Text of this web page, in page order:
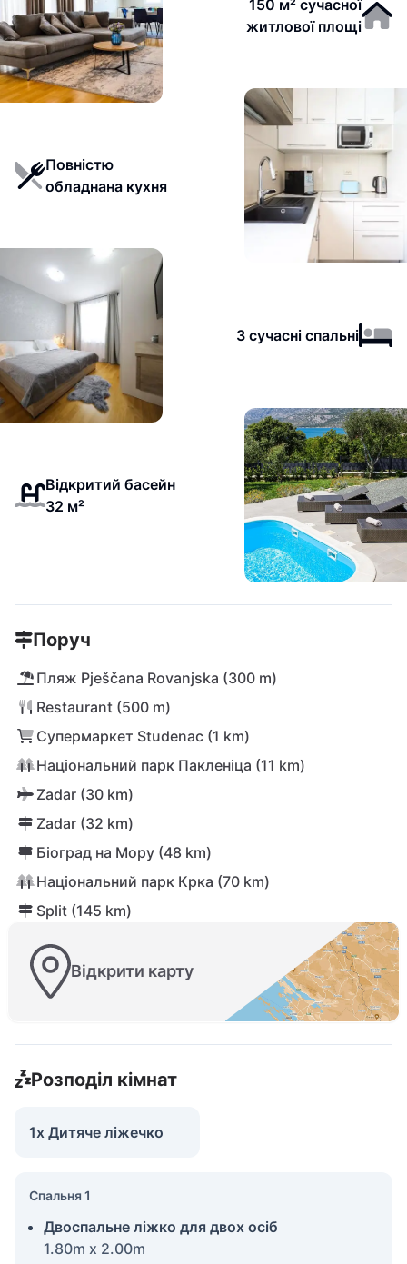
150 м² сучасної
житлової площі
Повністю
обладнана кухня
3 сучасні спальні
Відкритий басейн
32 м²
Поруч
Пляж Pješčana Rovanjska (300 m)
Restaurant (500 m)
Супермаркет Studenac (1 km)
Національний парк Пакленіца (11 km)
Zadar (30 km)
Zadar (32 km)
Біоград на Мору (48 km)
Національний парк Крка (70 km)
Split (145 km)
Відкрити карту
Розподіл кімнат
1x Дитяче ліжечко
Спальня 1
Двоспальне ліжко для двох осіб
1.80m x 2.00m